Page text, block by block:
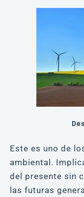
Este es uno de
ambiental.
del presente sin
las futuras